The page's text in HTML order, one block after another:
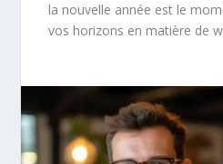
la nouvelle année est le
vos horizons en matière de